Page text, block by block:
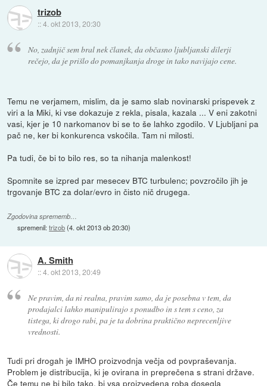
trizob
::4. okt 2013, 20:30
No, zadnjič sem bral nek članek, da občasno ljubljanski dilerji
rečejo, da je prišlo do pomanjkanja droge in tako navijajo cene.
Temu ne verjamem, mislim, da je samo slab novinarski prispevek z
viri a la Miki, ki vse dokazuje z rekla, pisala, kazala ... V eni zakotni
vasi, kjer je 10 narkomanov bi se to še lahko zgodilo. V Ljubljani pa
pač ne, ker bi konkurenca vskočila. Tam ni milosti.
Pa tudi, če bi to bilo res, so ta nihanja malenkost!
Spomnite se izpred par mesecev BTC turbulenc; povzročilo jih je
trgovanje BTC za dolar/evro in čisto nič drugega.
Zgodovina sprememb…
spremenil:trizob(4. okt 2013 ob 20:30)
A. Smith
::4. okt 2013, 20:49
Ne pravim, da ni realna, pravim samo, da je posebna v tem, da
prodajalci lahko manipulirajo s ponudbo in s tem s ceno, za
tistega, ki drogo rabi, pa je ta dobrina praktično neprecenljive
vrednosti.
Tudi pri drogah je IMHO proizvodnja večja od povpraševanja.
Problem je distribucija, ki je ovirana in preprečena s strani države.
Če temu ne bi bilo tako, bi vsa proizvedena roba dosegla